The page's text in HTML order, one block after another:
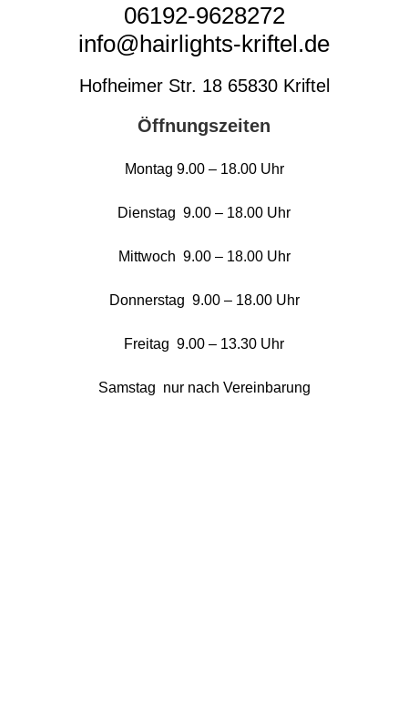
06192-9628272
info@hairlights-kriftel.de
Hofheimer Str. 18 65830 Kriftel
Öffnungszeiten
Montag 9.00 – 18.00 Uhr
Dienstag 9.00 – 18.00 Uhr
Mittwoch 9.00 – 18.00 Uhr
Donnerstag 9.00 – 18.00 Uhr
Freitag 9.00 – 13.30 Uhr
Samstag nur nach Vereinbarung